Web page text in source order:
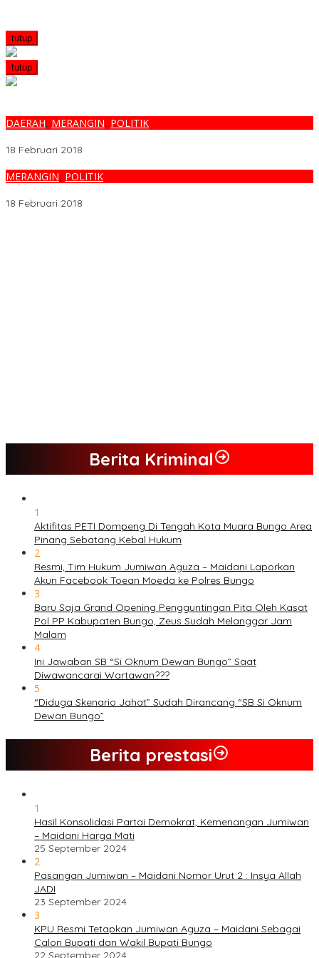
tutup
tutup
DAERAH, MERANGIN, POLITIK
18 Februari 2018
MERANGIN, POLITIK
18 Februari 2018
Berita Kriminal
1
Aktifitas PETI Dompeng Di Tengah Kota Muara Bungo Area
Pinang Sebatang Kebal Hukum
2
Resmi, Tim Hukum Jumiwan Aguza – Maidani Laporkan
Akun Facebook Toean Moeda ke Polres Bungo
3
Baru Saja Grand Opening Pengguntingan Pita Oleh Kasat
Pol PP Kabupaten Bungo, Zeus Sudah Melanggar Jam
Malam
4
Ini Jawaban SB “Si Oknum Dewan Bungo” Saat
Diwawancarai Wartawan???
5
“Diduga Skenario Jahat” Sudah Dirancang “SB Si Oknum
Dewan Bungo”
Berita prestasi
1
Hasil Konsolidasi Partai Demokrat, Kemenangan Jumiwan
– Maidani Harga Mati
25 September 2024
2
Pasangan Jumiwan – Maidani Nomor Urut 2 : Insya Allah
JADI
23 September 2024
3
KPU Resmi Tetapkan Jumiwan Aguza – Maidani Sebagai
Calon Bupati dan Wakil Bupati Bungo
22 September 2024